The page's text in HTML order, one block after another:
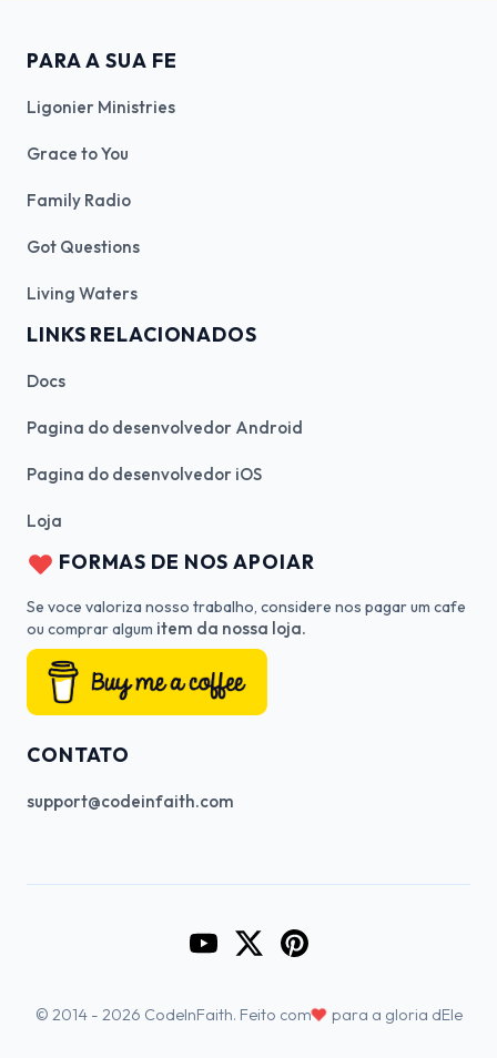
PARA A SUA FE
Ligonier Ministries
Grace to You
Family Radio
Got Questions
Living Waters
LINKS RELACIONADOS
Docs
Pagina do desenvolvedor Android
Pagina do desenvolvedor iOS
Loja
FORMAS DE NOS APOIAR
Se voce valoriza nosso trabalho, considere nos pagar um cafe
ou comprar algum item da nossa loja.
CONTATO
support@codeinfaith.com
Go to CodeInFaith's YouTube
Go to CodeInFaith's Twitter
Go to CodeInFaith's
© 2014 - 2026 CodeInFaith. Feito com♥ para a gloria dEle